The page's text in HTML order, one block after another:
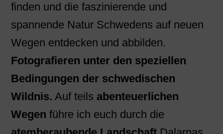
finden und die faszinierende und
spannende Natur Schwedens auf neuen
Wegen entdecken und abbilden.
Fotografieren unter den speziellen
Bedingungen der schwedischen
Wildnis. Auf teils abenteuerlichen
Wegen führe ich euch durch die